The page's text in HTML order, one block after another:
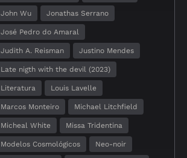
John Wu Jonathas Serrano
José Pedro do Amaral
Judith A. Reisman Justino Mendes
Late nigth with the devil (2023)
Literatura Louis Lavelle
Marcos Monteiro Michael Litchfield
Micheal White Missa Tridentina
Modelos Cosmológicos Neo-noir